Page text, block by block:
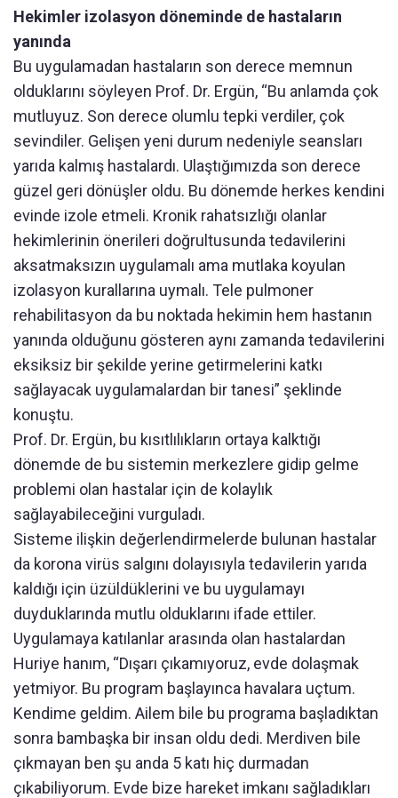
Hekimler izolasyon döneminde de hastaların
yanında
Bu uygulamadan hastaların son derece memnun
olduklarını söyleyen Prof. Dr. Ergün, “Bu anlamda çok
mutluyuz. Son derece olumlu tepki verdiler, çok
sevindiler. Gelişen yeni durum nedeniyle seansları
yarıda kalmış hastalardı. Ulaştığımızda son derece
güzel geri dönüşler oldu. Bu dönemde herkes kendini
evinde izole etmeli. Kronik rahatsızlığı olanlar
hekimlerinin önerileri doğrultusunda tedavilerini
aksatmaksızın uygulamalı ama mutlaka koyulan
izolasyon kurallarına uymalı. Tele pulmoner
rehabilitasyon da bu noktada hekimin hem hastanın
yanında olduğunu gösteren aynı zamanda tedavilerini
eksiksiz bir şekilde yerine getirmelerini katkı
sağlayacak uygulamalardan bir tanesi” şeklinde
konuştu.
Prof. Dr. Ergün, bu kısıtlılıkların ortaya kalktığı
dönemde de bu sistemin merkezlere gidip gelme
problemi olan hastalar için de kolaylık
sağlayabileceğini vurguladı.
Sisteme ilişkin değerlendirmelerde bulunan hastalar
da korona virüs salgını dolayısıyla tedavilerin yarıda
kaldığı için üzüldüklerini ve bu uygulamayı
duyduklarında mutlu olduklarını ifade ettiler.
Uygulamaya katılanlar arasında olan hastalardan
Huriye hanım, “Dışarı çıkamıyoruz, evde dolaşmak
yetmiyor. Bu program başlayınca havalara uçtum.
Kendime geldim. Ailem bile bu programa başladıktan
sonra bambaşka bir insan oldu dedi. Merdiven bile
çıkmayan ben şu anda 5 katı hiç durmadan
çıkabiliyorum. Evde bize hareket imkanı sağladıkları